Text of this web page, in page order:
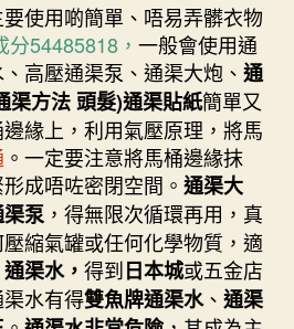
使用啲簡單、唔易弄髒衣物
分54485818， 一般會使用通
高壓通渠泵、通渠大炮、 通
渠方法 頭髮)通渠貼紙簡單又
緣上，利用氣壓原理，將馬
。一定要注意將馬桶邊緣抹
成唔咗密閉空間。 通渠大
泵 ，得無限次循環再用，真
縮氣罐或任何化學物質，適
通渠水， 得到日本城或五金店
水有得雙魚牌通渠水、 通渠